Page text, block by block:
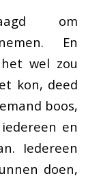
om
En
wel zou
kon, deed
boos,
en
Iedereen
doen,